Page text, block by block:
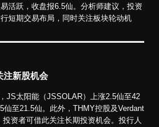
活跃，收盘报6.5仙。分析师建议，投资
短期交易布局，同时关注板块轮动机
注新股机会
JS太阳能（JSSOLAR）上涨2.5仙至42
至21.5仙。此外，THMY控股及Verdant
资者可借此关注长期投资机会。投行人